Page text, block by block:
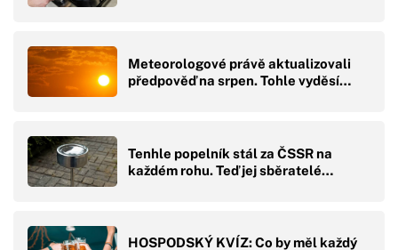
Meteorologové právě aktualizovali
předpověď na srpen. Tohle vyděsí…
Tenhle popelník stál za ČSSR na
každém rohu. Teď jej sběratelé…
HOSPODSKÝ KVÍZ: Co by měl každý